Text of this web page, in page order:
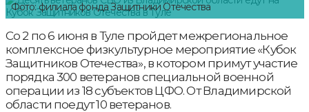
Фото: филиала фонда Защитники Отечества
Со 2 по 6 июня в Туле пройдет межрегиональное
комплексное физкультурное мероприятие «Кубок
Защитников Отечества», в котором примут участие
порядка 300 ветеранов специальной военной
операции из 18 субъектов ЦФО. От Владимирской
области поедут 10 ветеранов.